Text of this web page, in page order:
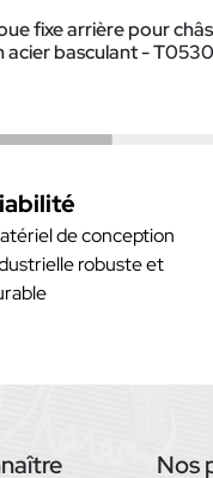
fixe arrière pour
acier basculant - T0530
de conception
robuste et
Nos